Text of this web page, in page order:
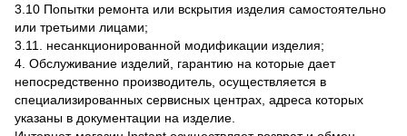
3.10 Попытки ремонта или вскрытия изделия самостоятельно
или третьими лицами;
3.11. несанкционированной модификации изделия;
4. Обслуживание изделий, гарантию на которые дает
непосредственно производитель, осуществляется в
специализированных сервисных центрах, адреса которых
указаны в документации на изделие.